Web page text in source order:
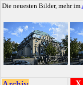
Die neuesten Bilder, mehr im
X